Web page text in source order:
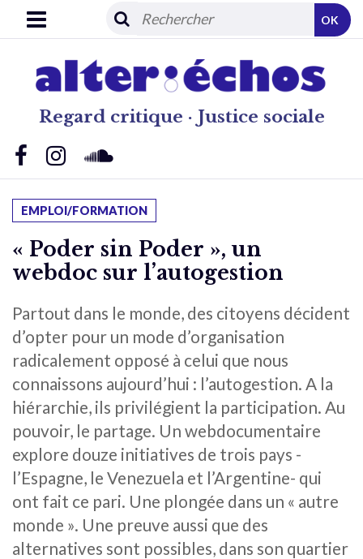
Regard critique · Justice sociale
OK
EMPLOI/FORMATION
« Poder sin Poder », un
webdoc sur l’autogestion
Partout dans le monde, des citoyens décident
d’opter pour un mode d’organisation
radicalement opposé à celui que nous
connaissons aujourd’hui : l’autogestion. A la
hiérarchie, ils privilégient la participation. Au
pouvoir, le partage. Un webdocumentaire
explore douze initiatives de trois pays -
l’Espagne, le Venezuela et l’Argentine- qui
ont fait ce pari. Une plongée dans un « autre
monde ». Une preuve aussi que des
alternatives sont possibles, dans son quartier